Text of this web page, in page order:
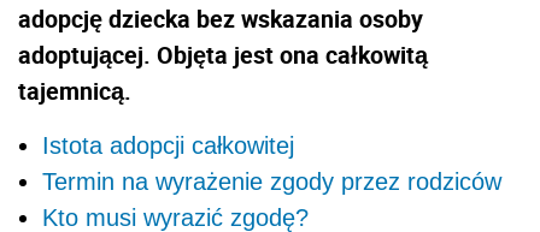
adopcję dziecka bez wskazania osoby
adoptującej. Objęta jest ona całkowitą
tajemnicą.
Istota adopcji całkowitej
Termin na wyrażenie zgody przez rodziców
Kto musi wyrazić zgodę?